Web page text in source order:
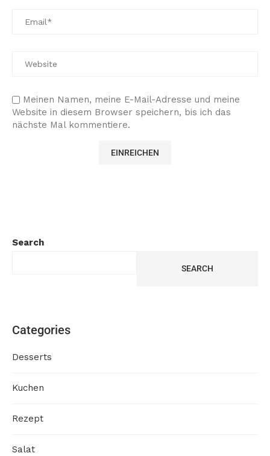
Meinen Namen, meine E-Mail-Adresse und meine
Website in diesem Browser speichern, bis ich das
nächste Mal kommentiere.
Search
SEARCH
Categories
Desserts
Kuchen
Rezept
Salat